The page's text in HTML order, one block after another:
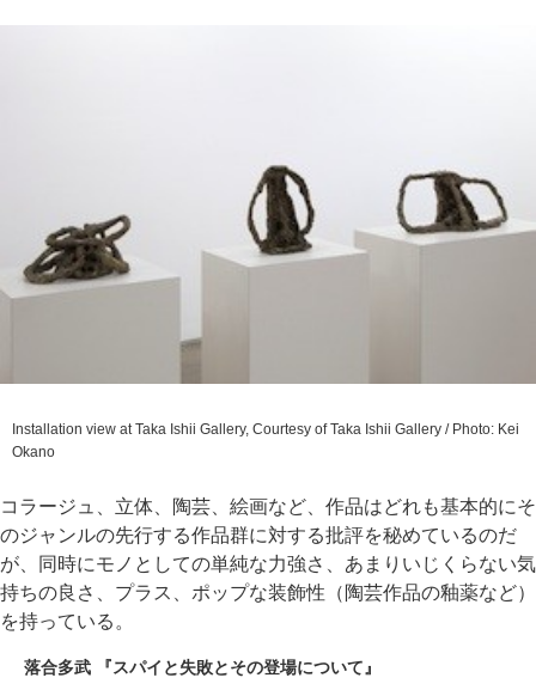
Installation view at Taka Ishii Gallery, Courtesy of Taka Ishii Gallery / Photo: Kei
Okano
コラージュ、立体、陶芸、絵画など、作品はどれも基本的にそ
のジャンルの先行する作品群に対する批評を秘めているのだ
が、同時にモノとしての単純な力強さ、あまりいじくらない気
持ちの良さ、プラス、ポップな装飾性（陶芸作品の釉薬など）
を持っている。
落合多武 『スパイと失敗とその登場について』